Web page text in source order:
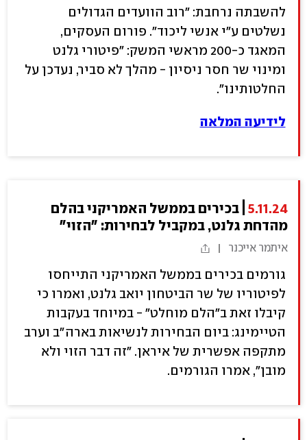
להשבתה נרחבת: "רוב הוועדים הגדולים
נשלטים ע"י אנשי ליכוד". פורום העסקים,
המאגד כ-200 מראשי המשק: "פיטורי גלנט
ומינוי שר חסר ניסיון - מהלך לא סביר, נעדכן על
החלטותינו".
לידיעה המלאה
5.11.24
בכירים בממשל האמריקני בהלם
מהדחת גלנט, במקביל לבחירות: "הזוי"
איתמר אייכנר
גורמים בכירים בממשל האמריקני התייחסו
לפיטוריו של שר הביטחון יואב גלנט, ואמרו כי
קיבלו זאת ב"הלם מוחלט" - במיוחד בעקבות
הטיימינג: ביום הבחירות לנשיאות בארה״ב וערב
מתקפה אפשרית של איראן. "זה דבר הזוי ולא
מובן", אמרו הגורמים.